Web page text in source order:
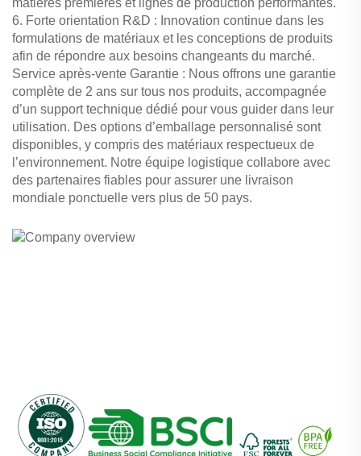
6. Forte orientation R&D : Innovation continue dans les
formulations de matériaux et les conceptions de produits
afin de répondre aux besoins changeants du marché.
Service après-vente Garantie : Nous offrons une garantie
complète de 2 ans sur tous nos produits, accompagnée
d’un support technique dédié pour vous guider dans leur
utilisation. Des options d’emballage personnalisé sont
disponibles, y compris des matériaux respectueux de
l’environnement. Notre équipe logistique collabore avec
des partenaires fiables pour assurer une livraison
mondiale ponctuelle vers plus de 50 pays.